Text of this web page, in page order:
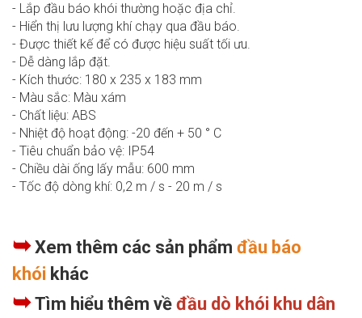
- Lắp đầu báo khói thường hoặc địa chỉ.
- Hiển thị lưu lượng khí chạy qua đầu báo.
- Được thiết kế để có được hiệu suất tối ưu.
- Dễ dàng lắp đặt.
- Kích thước: 180 x 235 x 183 mm
- Màu sắc: Màu xám
- Chất liệu: ABS
- Nhiệt độ hoạt động: -20 đến + 50 ° C
- Tiêu chuẩn bảo vệ: IP54
- Chiều dài ống lấy mẫu: 600 mm
- Tốc độ dòng khí: 0,2 m / s - 20 m / s
➥Xem thêm các sản phẩm đầu báo
khói khác
➥Tìm hiểu thêm về đầu dò khói khu dân